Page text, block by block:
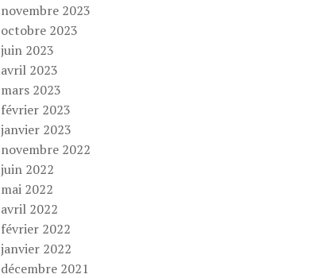
novembre 2023
octobre 2023
juin 2023
avril 2023
mars 2023
février 2023
janvier 2023
novembre 2022
juin 2022
mai 2022
avril 2022
février 2022
janvier 2022
décembre 2021